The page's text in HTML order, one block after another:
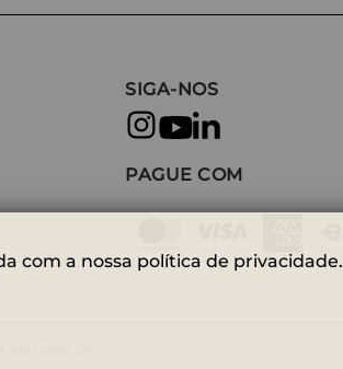
SIGA-NOS
PAGUE COM
com a nossa política de privacidade.